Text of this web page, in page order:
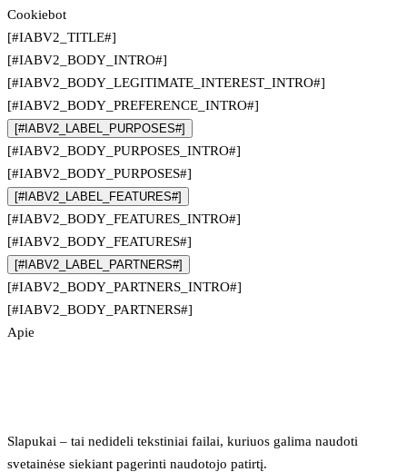
Cookiebot
[#IABV2_TITLE#]
[#IABV2_BODY_INTRO#]
[#IABV2_BODY_LEGITIMATE_INTEREST_INTRO#]
[#IABV2_BODY_PREFERENCE_INTRO#]
[#IABV2_LABEL_PURPOSES#]
[#IABV2_BODY_PURPOSES_INTRO#]
[#IABV2_BODY_PURPOSES#]
[#IABV2_LABEL_FEATURES#]
[#IABV2_BODY_FEATURES_INTRO#]
[#IABV2_BODY_FEATURES#]
[#IABV2_LABEL_PARTNERS#]
[#IABV2_BODY_PARTNERS_INTRO#]
[#IABV2_BODY_PARTNERS#]
Apie
Slapukai – tai nedideli tekstiniai failai, kuriuos galima naudoti
svetainėse siekiant pagerinti naudotojo patirtį.